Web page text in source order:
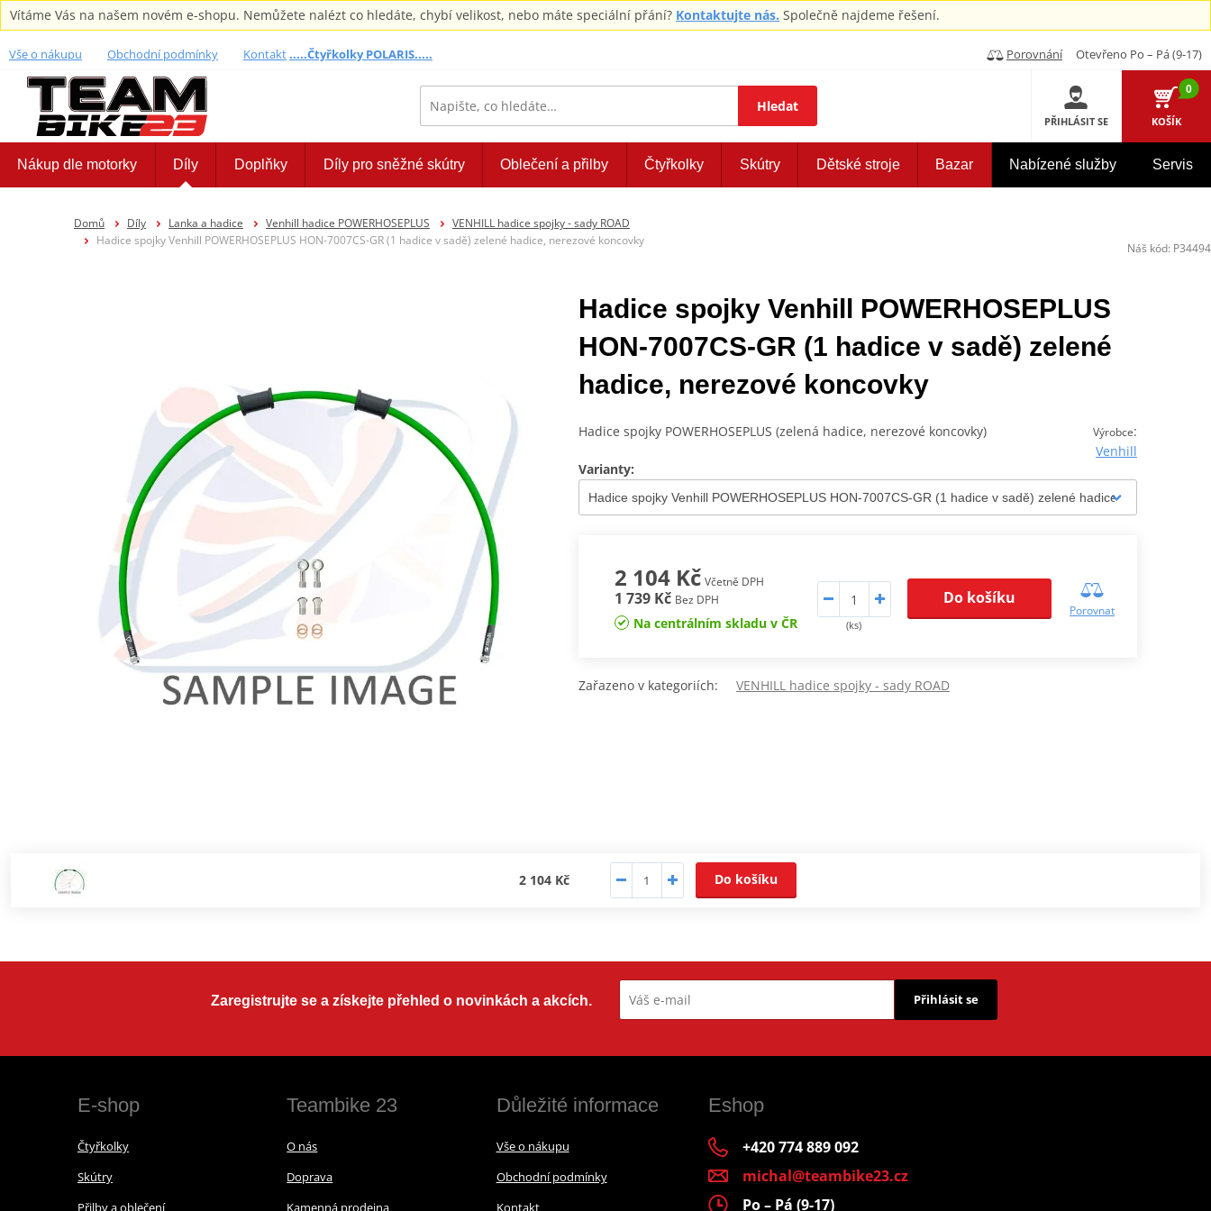
Vítáme Vás na našem novém e-shopu. Nemůžete nalézt co hledáte, chybí velikost, nebo máte speciální přání? Kontaktujte nás. Společně najdeme řešení.
Vše o nákupu Obchodní podmínky Kontakt.....Čtyřkolky POLARIS..... Porovnání Otevřeno Po – Pá (9-17)
Hledat
PŘIHLÁSIT SE
0
KOŠÍK
Nákup dle motorky Díly Doplňky Díly pro sněžné skútry Oblečení a přilby Čtyřkolky Skútry Dětské stroje Bazar Nabízené služby Servis
Domů Díly Lanka a hadice Venhill hadice POWERHOSEPLUS
VENHILL hadice spojky - sady ROAD
Hadice spojky Venhill POWERHOSEPLUS HON-7007CS-GR (1 hadice v sadě) zelené hadice, nerezové koncovky
Hadice spojky Venhill POWERHOSEPLUS
HON-7007CS-GR (1 hadice v sadě) zelené
hadice, nerezové koncovky
Výrobce:
Venhill
Hadice spojky POWERHOSEPLUS (zelená hadice, nerezové koncovky)
Varianty:
2 104 Kč Včetně DPH
1 739 Kč Bez DPH
Na centrálním skladu v ČR (ks)
Do košíku
Porovnat
Zařazeno v kategoriích: VENHILL hadice spojky - sady ROAD
2 104 Kč Do košíku
Náš kód: P34494
Zaregistrujte se a získejte přehled o novinkách a akcích. Přihlásit se
E-shop
Čtyřkolky
Skútry
Přilby a oblečení
Teambike 23
O nás
Doprava
Kamenná prodejna
Důležité informace
Vše o nákupu
Obchodní podmínky
Kontakt
Eshop
+420 774 889 092
michal@teambike23.cz
Po – Pá (9-17)